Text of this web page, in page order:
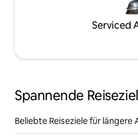
Serviced
Spannende
Beliebte Reiseziele für längere